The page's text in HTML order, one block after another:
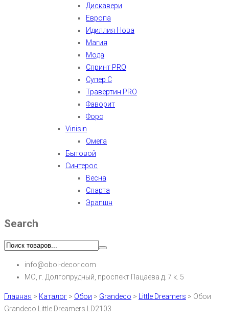
Дискавери
Европа
Идиллия Нова
Магия
Мода
Спринт PRO
Супер С
Травертин PRO
Фаворит
Форс
Vinisin
Омега
Бытовой
Синтерос
Весна
Спарта
Эрапшн
Search
info@oboi-decor.com
МО, г. Долгопрудный, проспект Пацаева д. 7 к. 5
Главная > Каталог > Обои > Grandeco > Little Dreamers > Обои
Grandeco Little Dreamers LD2103